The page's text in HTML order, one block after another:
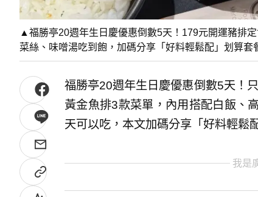
▲福勝亭20週年生日慶優惠倒數5天！179元開運豬排
菜絲、味噌湯吃到飽，加碼分享「好料輕鬆配」划算套
福勝亭20週年生日慶優惠倒數5天！
黃金魚排3款菜單，內用搭配白飯、
天可以吃，本文加碼分享「好料輕鬆
我是